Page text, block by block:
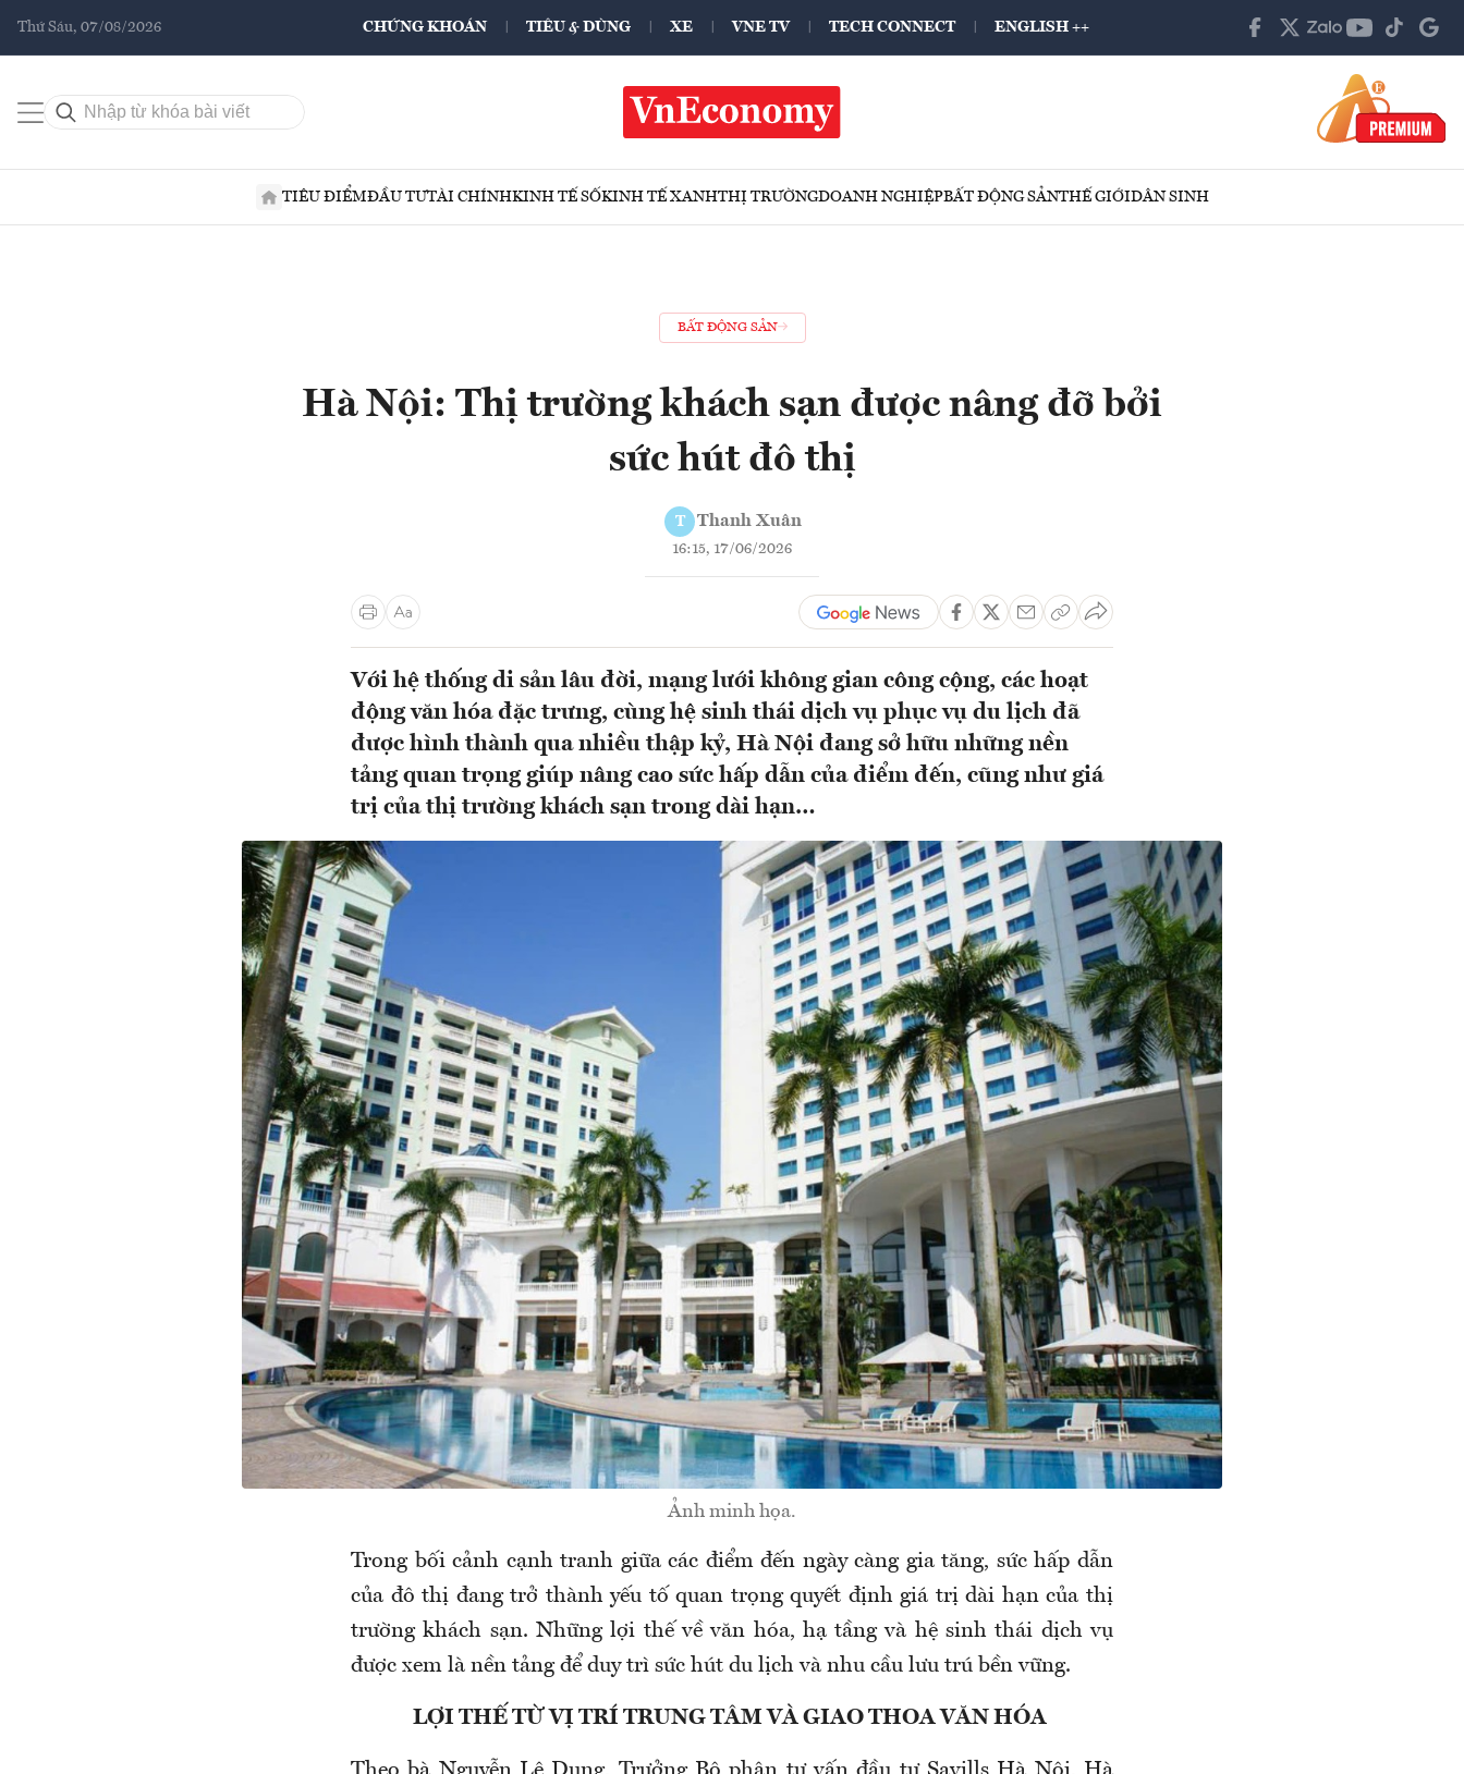
Thứ Sáu, 07/08/2026 CHỨNG KHOÁN TIÊU & DÙNG XE VNE TV TECH CONNECT ENGLISH ++
TIÊU ĐIỂMĐẦU TƯTÀI CHÍNHKINH TẾ SỐKINH TẾ XANHTHỊ TRƯỜNGDOANH NGHIỆPBẤT ĐỘNG SẢNTHẾ GIỚIDÂN SINH
BẤT ĐỘNG SẢN
Hà Nội: Thị trường khách sạn được nâng đỡ bởi
sức hút đô thị
T Thanh Xuân
16:15, 17/06/2026
Với hệ thống di sản lâu đời, mạng lưới không gian công cộng, các hoạt
động văn hóa đặc trưng, cùng hệ sinh thái dịch vụ phục vụ du lịch đã
được hình thành qua nhiều thập kỷ, Hà Nội đang sở hữu những nền
tảng quan trọng giúp nâng cao sức hấp dẫn của điểm đến, cũng như giá
trị của thị trường khách sạn trong dài hạn…
Ảnh minh họa.
Trong bối cảnh cạnh tranh giữa các điểm đến ngày càng gia tăng, sức hấp dẫn
của đô thị đang trở thành yếu tố quan trọng quyết định giá trị dài hạn của thị
trường khách sạn. Những lợi thế về văn hóa, hạ tầng và hệ sinh thái dịch vụ
được xem là nền tảng để duy trì sức hút du lịch và nhu cầu lưu trú bền vững.
LỢI THẾ TỪ VỊ TRÍ TRUNG TÂM VÀ GIAO THOA VĂN HÓA